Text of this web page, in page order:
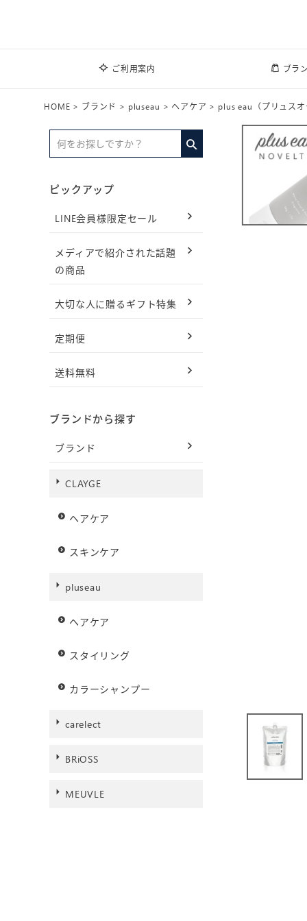
ご利用案内 ブラ
HOME ブランド pluseau ヘアケア plus eau（プリュス
ピックアップ
LINE会員様限定セール
メディアで紹介された話題
の商品
大切な人に贈るギフト特集
定期便
送料無料
ブランドから探す
ブランド
CLAYGE
ヘアケア
スキンケア
pluseau
ヘアケア
スタイリング
カラーシャンプー
carelect
BRiOSS
MEUVLE